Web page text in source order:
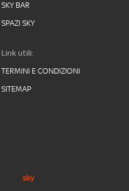
SKY BAR
SPAZI SKY
Link utili:
TERMINI E CONDIZIONI
SITEMAP